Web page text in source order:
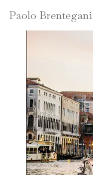
Paolo Brentegani